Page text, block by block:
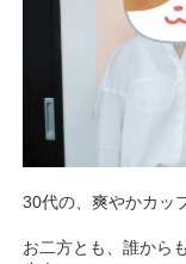
30代の、爽やかカッ
お二方とも、誰から